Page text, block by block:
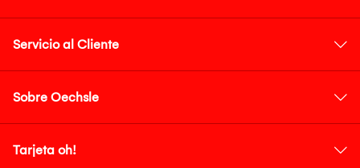
Servicio al Cliente
Sobre Oechsle
Tarjeta oh!